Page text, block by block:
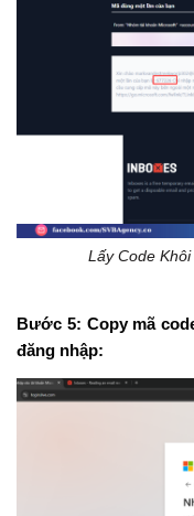
Lấy Code
Bước 5: Copy mã
đăng nhập: